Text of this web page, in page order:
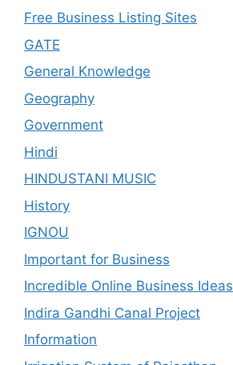
Free Business Listing Sites
GATE
General Knowledge
Geography
Government
Hindi
HINDUSTANI MUSIC
History
IGNOU
Important for Business
Incredible Online Business Ideas
Indira Gandhi Canal Project
Information